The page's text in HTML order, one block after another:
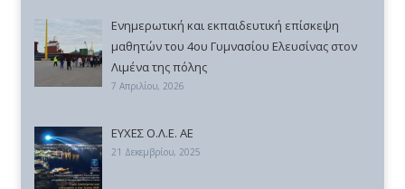
Ενημερωτική και εκπαιδευτική επίσκεψη
μαθητών του 4ου Γυμνασίου Ελευσίνας στον
Λιμένα της πόλης
7 Απριλίου, 2026
ΕΥΧΕΣ Ο.Λ.Ε. ΑΕ
21 Δεκεμβρίου, 2025